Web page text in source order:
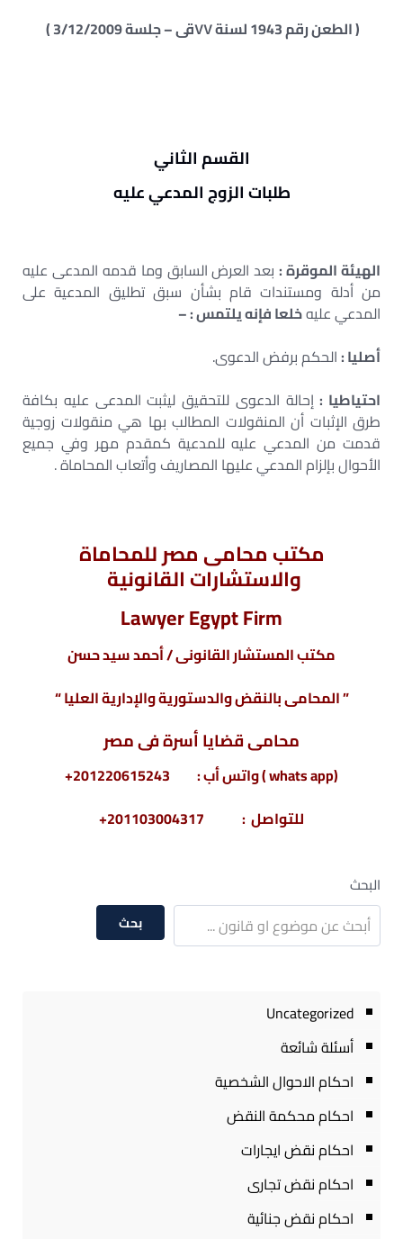
( الطعن رقم1943لسنة۷۷قی–جلسة3/12/2009 )
القسم الثاني
طلبات الزوج المدعي عليه
الهيئة الموقرة:بعد العرض السابق وما قدمه المدعى عليه
من أدلة ومستندات قام بشأن سبق تطليق المدعية على
المدعي عليهخلعا فإنه يلتمس : –
أصليا :الحكم برفض الدعوى.
احتياطيا :إحالة الدعوى للتحقيق ليثبت المدعى عليه بكافة
طرق الإثبات أن المنقولات المطالب بها هي منقولات زوجية
قدمت من المدعي عليه للمدعية كمقدم مهر وفي جميع
الأحوال بإلزام المدعي عليها المصاريف وأتعاب المحاماة .
مكتب محامى مصر للمحاماة
والاستشارات القانونية
Lawyer Egypt Firm
مكتب المستشار القانونى / أحمد سيد حسن
” المحامى بالنقض والدستورية والإدارية العليا “
محامى قضايا أسرة فى مصر
(whats app ) واتس أب : 201220615243+
للتواصل : 201103004317+
البحث
بحث
Uncategorized
أسئلة شائعة
احكام الاحوال الشخصية
احكام محكمة النقض
احكام نقض ايجارات
احكام نقض تجارى
احكام نقض جنائية